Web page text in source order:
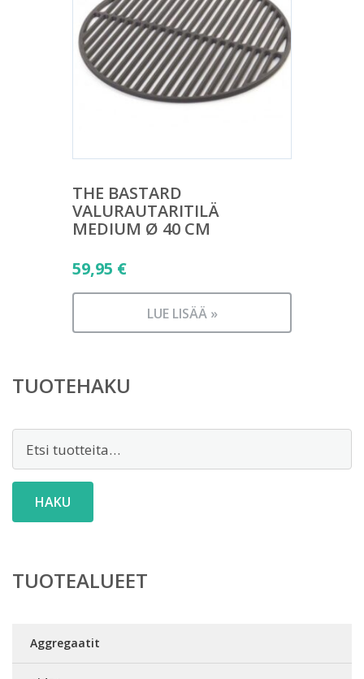
THE BASTARD
VALURAUTARITILÄ
MEDIUM Ø 40 CM
59,95 €
LUE LISÄÄ »
TUOTEHAKU
HAKU
TUOTEALUEET
Aggregaatit